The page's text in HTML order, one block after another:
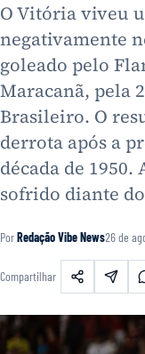
O Vitória viveu
negativamente
goleado pelo
Maracanã, pela
Brasileiro. O
derrota após a
década de 1950.
sofrido diante
PorRedação Vibe News26 de
Compartilhar